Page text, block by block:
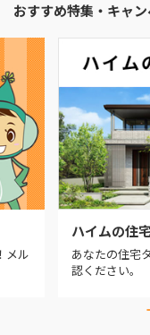
おすすめ特集・キャン
メル
ハイムの住
あなたの住宅
認ください。